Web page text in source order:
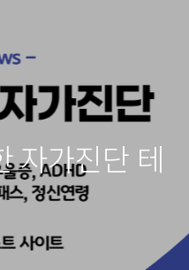
자가진단 테